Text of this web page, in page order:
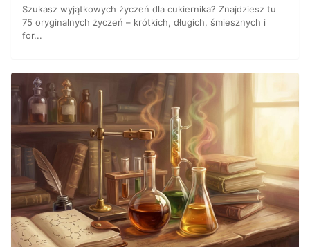
Szukasz wyjątkowych życzeń dla cukiernika? Znajdziesz tu
75 oryginalnych życzeń – krótkich, długich, śmiesznych i
for...